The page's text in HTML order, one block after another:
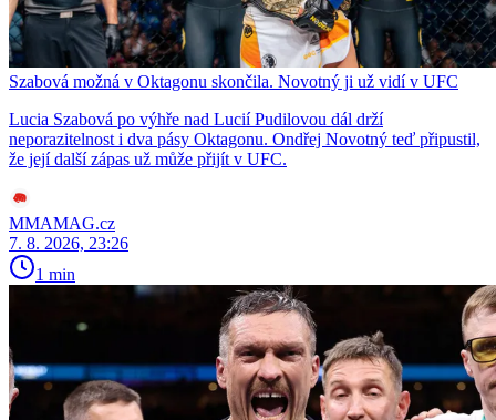
Szabová možná v Oktagonu skončila. Novotný ji už vidí v UFC
Lucia Szabová po výhře nad Lucií Pudilovou dál drží
neporazitelnost i dva pásy Oktagonu. Ondřej Novotný teď připustil,
že její další zápas už může přijít v UFC.
MMAMAG.cz
7. 8. 2026, 23:26
1 min